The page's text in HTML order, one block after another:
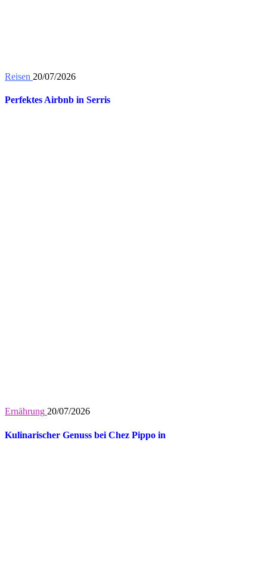
Reisen 20/07/2026
Perfektes Airbnb in Serris
Ernährung 20/07/2026
Kulinarischer Genuss bei Chez Pippo in